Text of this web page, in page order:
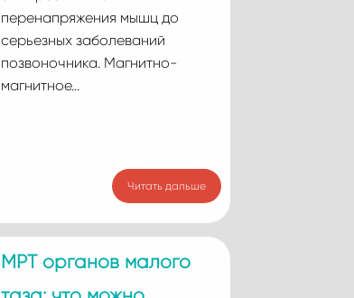
перенапряжения мышц до
серьезных заболеваний
позвоночника. Магнитно-
магнитное…
Читать дальше
МРТ органов малого